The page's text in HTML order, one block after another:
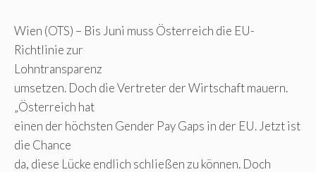
Wien (OTS) – Bis Juni muss Österreich die EU-
Richtlinie zur
Lohntransparenz
umsetzen. Doch die Vertreter der Wirtschaft mauern.
„Österreich hat
einen der höchsten Gender Pay Gaps in der EU. Jetzt ist
die Chance
da, diese Lücke endlich schließen zu können. Doch